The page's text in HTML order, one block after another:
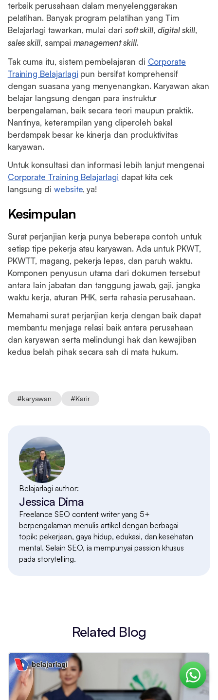
terbaik perusahaan dalam menyelenggarakan
pelatihan. Banyak program pelatihan yang Tim
Belajarlagi tawarkan, mulai dari soft skill,digital skill,
sales skill, sampai management skill.
Tak cuma itu, sistem pembelajaran di Corporate
Training Belajarlagi pun bersifat komprehensif
dengan suasana yang menyenangkan. Karyawan akan
belajar langsung dengan para instruktur
berpengalaman, baik secara teori maupun praktik.
Nantinya, keterampilan yang diperoleh bakal
berdampak besar ke kinerja dan produktivitas
karyawan.
Untuk konsultasi dan informasi lebih lanjut mengenai
Corporate Training Belajarlagi dapat kita cek
langsung diwebsite, ya!
Kesimpulan
Surat perjanjian kerja punya beberapa contoh untuk
setiap tipe pekerja atau karyawan. Ada untuk PKWT,
PKWTT, magang, pekerja lepas, dan paruh waktu.
Komponen penyusun utama dari dokumen tersebut
antara lain jabatan dan tanggung jawab, gaji, jangka
waktu kerja, aturan PHK, serta rahasia perusahaan.
Memahami surat perjanjian kerja dengan baik dapat
membantu menjaga relasi baik antara perusahaan
dan karyawan serta melindungi hak dan kewajiban
kedua belah pihak secara sah di mata hukum.
#karyawan #Karir
Belajarlagi author:
Jessica Dima
Freelance SEO content writer yang 5+
berpengalaman menulis artikel dengan berbagai
topik: pekerjaan, gaya hidup, edukasi, dan kesehatan
mental. Selain SEO, ia mempunyai passion khusus
pada storytelling.
Related Blog